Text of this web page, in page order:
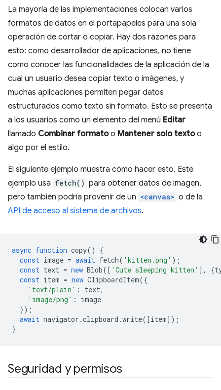
La mayoría de las implementaciones colocan varios
formatos de datos en el portapapeles para una sola
operación de cortar o copiar. Hay dos razones para
esto: como desarrollador de aplicaciones, no tiene
como conocer las funcionalidades de la aplicación de la
cual un usuario desea copiar texto o imágenes, y
muchas aplicaciones permiten pegar datos
estructurados como texto sin formato. Esto se presenta
a los usuarios como un elemento del menú Editar
llamado Combinar formatoo Mantener solo textoo
algo por el estilo.
El siguiente ejemplo muestra cómo hacer esto. Este
ejemplo usa fetch() para obtener datos de imagen,
pero también podría provenir de un <canvas> o de la
API de acceso al sistema de archivos.
async function copy()
{
const image = await fetch( 'kitten.png' );
const text = new Blob([ 'Cute sleeping kitten' ], {
const item = new ClipboardItem({
'text/plain' : text,
'image/png' :
image
});
await navigator .clipboard .write([item]);
}
Seguridad y permisos